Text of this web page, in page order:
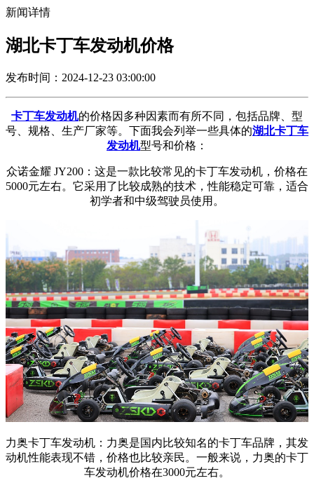
新闻详情
湖北卡丁车发动机价格
发布时间：2024-12-23 03:00:00
卡丁车发动机的价格因多种因素而有所不同，包括品牌、型
号、规格、生产厂家等。下面我会列举一些具体的湖北卡丁车
发动机型号和价格：
众诺金耀 JY200：这是一款比较常见的卡丁车发动机，价格在
5000元左右。它采用了比较成熟的技术，性能稳定可靠，适合
初学者和中级驾驶员使用。
力奥卡丁车发动机：力奥是国内比较知名的卡丁车品牌，其发
动机性能表现不错，价格也比较亲民。一般来说，力奥的卡丁
车发动机价格在3000元左右。